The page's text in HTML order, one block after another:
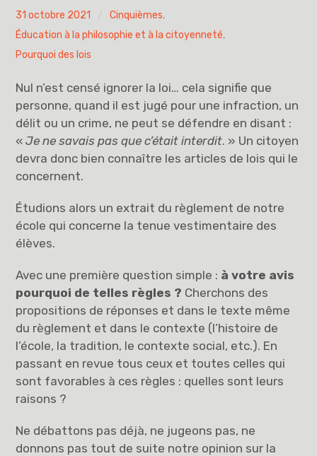
Pourquoi des lois
Dieu
Libre pour me décider et m’engager
Éducation à la philosophie et à la citoyenneté
PY
H
31 octobre 2021 Cinquièmes,
Éducation à la philosophie et à la citoyenneté,
Pourquoi des lois
Nul n’est censé ignorer la loi… cela signifie que
personne, quand il est jugé pour une infraction, un
délit ou un crime, ne peut se défendre en disant :
«Je ne savais pas que c’était interdit. » Un citoyen
devra donc bien connaître les articles de lois qui le
concernent.
Étudions alors un extrait du règlement de notre
école qui concerne la tenue vestimentaire des
élèves.
Avec une première question simple : à votre avis
pourquoi de telles règles ? Cherchons des
propositions de réponses et dans le texte même
du règlement et dans le contexte (l’histoire de
l’école, la tradition, le contexte social, etc.). En
passant en revue tous ceux et toutes celles qui
sont favorables à ces règles : quelles sont leurs
raisons ?
Ne débattons pas déjà, ne jugeons pas, ne
donnons pas tout de suite notre opinion sur la